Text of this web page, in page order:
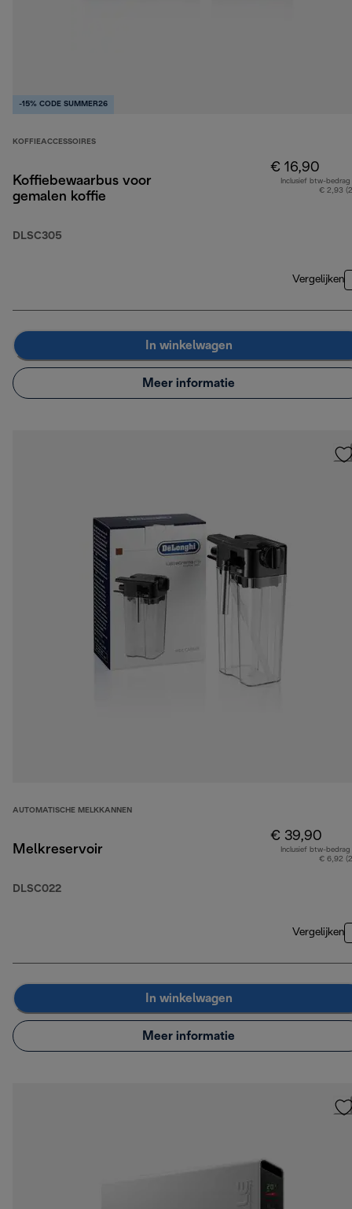
-15% CODE SUMMER26
KOFFIEACCESSOIRES
Koffiebewaarbus voor
gemalen koffie
DLSC305
€ 16,90
Inclusief btw-bedrag
€ 2,93
Vergelijken
In winkelwagen
Meer informatie
AUTOMATISCHE MELKKANNEN
Melkreservoir
DLSC022
€ 39,90
Inclusief btw-bedrag
€ 6,92
Vergelijken
In winkelwagen
Meer informatie